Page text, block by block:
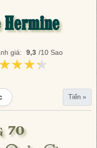
Hermine
giá: 9,3 /10 Sao
Tiến »
70